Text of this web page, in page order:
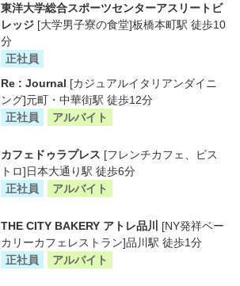
東洋大学総合スポーツセンターアスリートビ
レッジ [大学男子寮の食堂]板橋本町駅 徒歩10
分
正社員
Re : Journal [カジュアルイタリアンダイニ
ング]元町・中華街駅 徒歩12分
正社員
アルバイト
カフェドゥラプレス [フレンチカフェ、ビス
トロ]日本大通り駅 徒歩6分
正社員
アルバイト
THE CITY BAKERY アトレ品川
[NY発祥ベー
カリーカフェレストラン]品川駅 徒歩1分
正社員
アルバイト